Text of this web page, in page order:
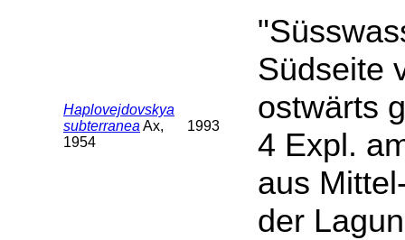
Haplovejdovskya
subterranea Ax,
1954
1993
Südseite
ostwärts
4 Expl.
aus
der